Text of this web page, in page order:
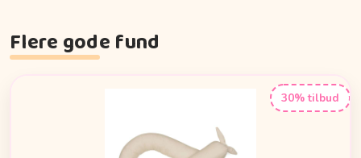
Flere gode fund
30% tilbud